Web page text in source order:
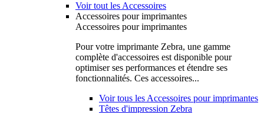
Voir tout les Accessoires
Accessoires pour imprimantes
Accessoires pour imprimantes
Pour votre imprimante Zebra, une gamme
complète d'accessoires est disponible pour
optimiser ses performances et étendre ses
fonctionnalités. Ces accessoires...
Voir tous les Accessoires pour imprimantes
Têtes d'impression Zebra